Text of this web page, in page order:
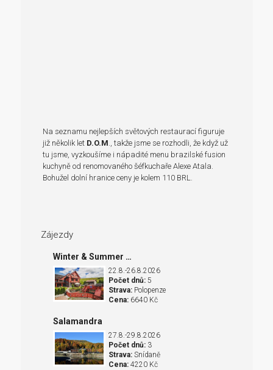
Na seznamu nejlepších světových restaurací figuruje
již několik let D.O.M., takže jsme se rozhodli, že když už
tu jsme, vyzkoušíme i nápadité menu brazilské fusion
kuchyně od renomovaného šéfkuchaře Alexe Atala.
Bohužel dolní hranice ceny je kolem 110 BRL.
Zájezdy
Winter & Summer …
22.8.-26.8.2026
Počet dnů:5
Strava:Polopenze
Cena:6640 Kč
Salamandra
27.8.-29.8.2026
Počet dnů:3
Strava:Snídaně
Cena:4220 Kč